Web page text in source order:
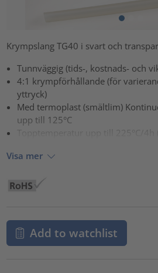
Krympslang TG40 i svart och
Tunnväggig (tids-, kostnads- och
4:1 krympförhållande (för
yttryck)
Med termoplast (smältlim)
upp till 125°C
Visa mer
Add to watchlist